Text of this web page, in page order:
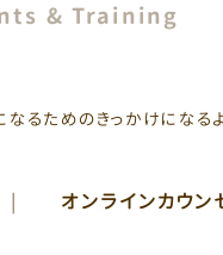
& Training
るためのきっかけになる
|